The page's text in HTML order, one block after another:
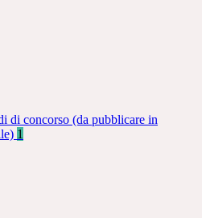
di concorso (da pubblicare in
1